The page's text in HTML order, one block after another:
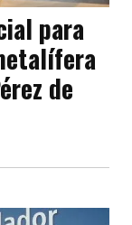
para
de